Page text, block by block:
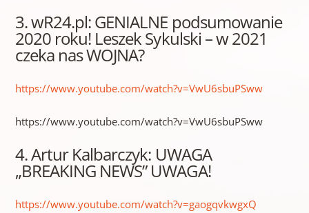
3. wR24.pl: GENIALNE podsumowanie
2020 roku! Leszek Sykulski – w 2021
czeka nas WOJNA?
https://www.youtube.com/watch?v=VwU6sbuPSww
https://www.youtube.com/watch?v=VwU6sbuPSww
4. Artur Kalbarczyk: UWAGA
„BREAKING NEWS” UWAGA!
https://www.youtube.com/watch?v=gaogqvkwgxQ